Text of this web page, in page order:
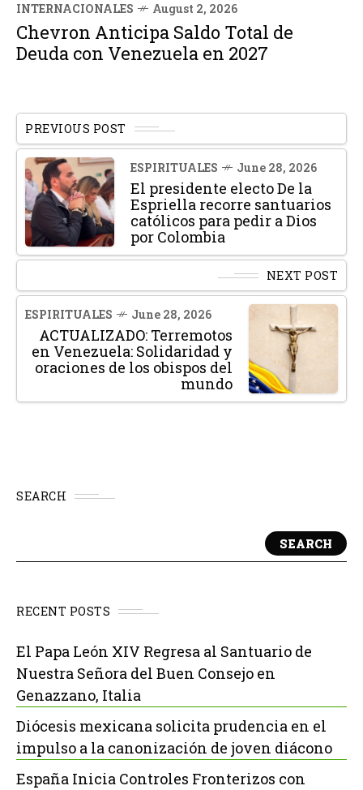
INTERNACIONALES August 2, 2026
Chevron Anticipa Saldo Total de
Deuda con Venezuela en 2027
PREVIOUS POST
ESPIRITUALES June 28, 2026
El presidente electo De la
Espriella recorre santuarios
católicos para pedir a Dios
por Colombia
NEXT POST
ESPIRITUALES June 28, 2026
ACTUALIZADO: Terremotos
en Venezuela: Solidaridad y
oraciones de los obispos del
mundo
SEARCH
SEARCH
RECENT POSTS
El Papa León XIV Regresa al Santuario de
Nuestra Señora del Buen Consejo en
Genazzano, Italia
Diócesis mexicana solicita prudencia en el
impulso a la canonización de joven diácono
España Inicia Controles Fronterizos con